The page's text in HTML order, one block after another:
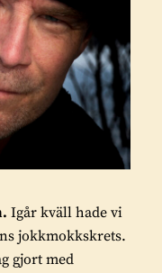
Igår kväll hade vi
jokkmokkskrets.
gjort med